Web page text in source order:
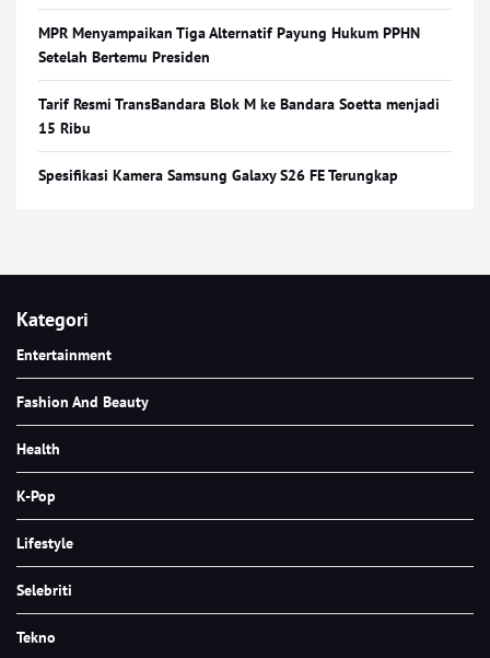
MPR Menyampaikan Tiga Alternatif Payung Hukum PPHN
Setelah Bertemu Presiden
Tarif Resmi TransBandara Blok M ke Bandara Soetta menjadi
15 Ribu
Spesifikasi Kamera Samsung Galaxy S26 FE Terungkap
Kategori
Entertainment
Fashion And Beauty
Health
K-Pop
Lifestyle
Selebriti
Tekno